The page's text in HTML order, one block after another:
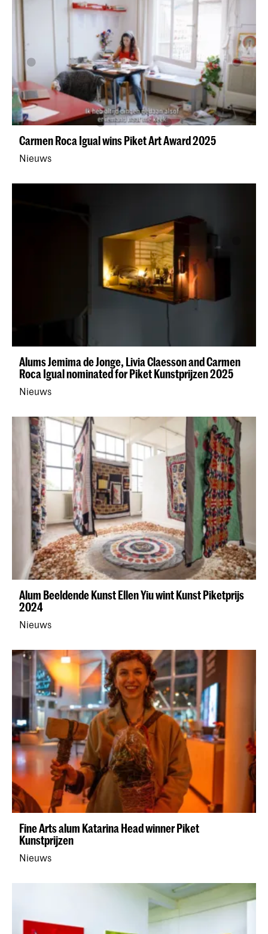
Carmen Roca Igual wins Piket Art Award 2025
Nieuws
Alums Jemima de Jonge, Livia Claesson and Carmen
Roca Igual nominated for Piket Kunstprijzen 2025
Nieuws
Alum Beeldende Kunst Ellen Yiu wint Kunst Piketprijs
2024
Nieuws
Fine Arts alum Katarina Head winner Piket
Kunstprijzen
Nieuws